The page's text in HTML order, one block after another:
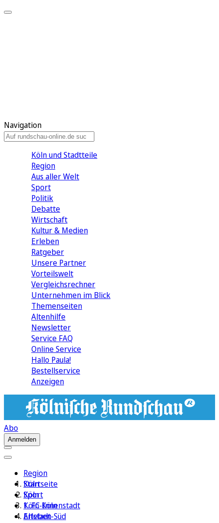
Navigation
Köln und Stadtteile
Region
Aus aller Welt
Sport
Politik
Debatte
Wirtschaft
Kultur & Medien
Erleben
Ratgeber
Unsere Partner
Vorteilswelt
Vergleichsrechner
Unternehmen im Blick
Themenseiten
Altenhilfe
Newsletter
Service FAQ
Online Service
Hallo Paula!
Bestellservice
Anzeigen
Abo
Anmelden
Region
Köln
Sport
1. FC Köln
Erleben
Startseite
Köln
Köln-Innenstadt
Altstadt-Süd